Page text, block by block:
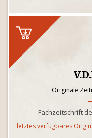
Originale
Fachzeitschrift
letztes verfügbares